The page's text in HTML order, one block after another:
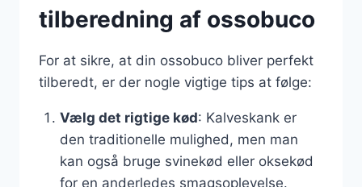
tilberedning af ossobuco
For at sikre, at din ossobuco bliver perfekt
tilberedt, er der nogle vigtige tips at følge:
Vælg det rigtige kød: Kalveskank er
den traditionelle mulighed, men man
kan også bruge svinekød eller oksekød
for en anderledes smagsoplevelse.